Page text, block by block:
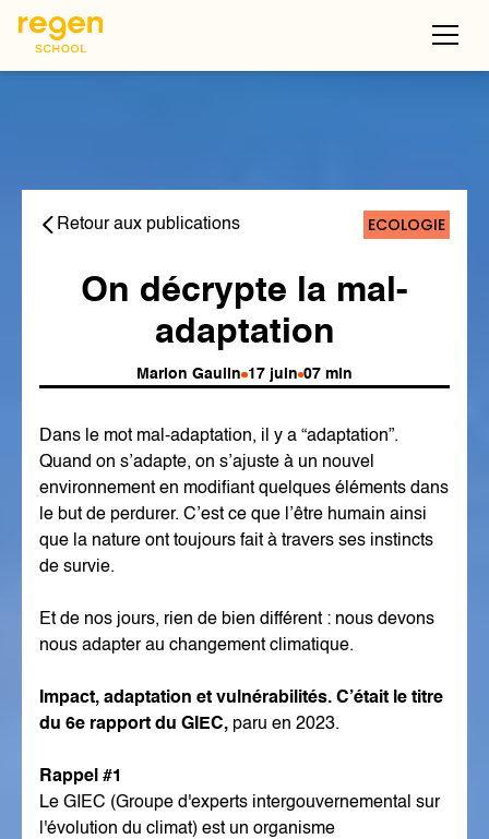
Retour aux publications ECOLOGIE
On décrypte la mal-
adaptation
Marion Gaulin 17 juin 07 min
Dans le mot mal-adaptation, il y a “adaptation”.
Quand on s’adapte, on s’ajuste à un nouvel
environnement en modifiant quelques éléments dans
le but de perdurer. C’est ce que l’être humain ainsi
que la nature ont toujours fait à travers ses instincts
de survie.
Et de nos jours, rien de bien différent : nous devons
nous adapter au changement climatique.
Impact, adaptation et vulnérabilités. C’était le titre
du 6e rapport du GIEC, paru en 2023.
Rappel #1
Le GIEC (Groupe d'experts intergouvernemental sur
l'évolution du climat) est un organisme